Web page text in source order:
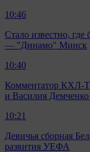
10:46
Стало известно, где
— "Динамо" Минск
10:40
Комментатор КХЛ-
и Василия
10:21
Девичья сборная
развития УЕФА